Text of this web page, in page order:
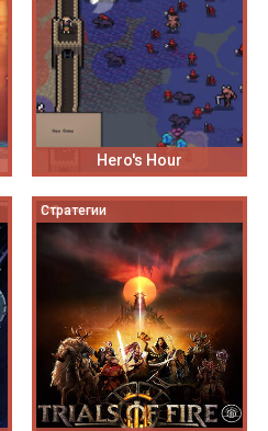
Hero's Hour
Стратегии